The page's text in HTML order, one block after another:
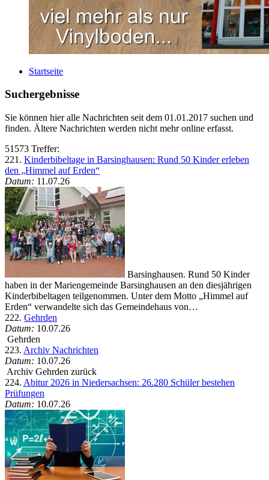
Startseite
Suchergebnisse
Sie können hier alle Nachrichten seit dem 01.01.2017 suchen und
finden. Ältere Nachrichten werden nicht mehr online erfasst.
51573 Treffer:
221. Kinderbibeltage in Barsinghausen: Rund 50 Kinder erleben
den „Himmel auf Erden“
Datum: 11.07.26
Barsinghausen. Rund 50 Kinder
haben in der Mariengemeinde Barsinghausen an den diesjährigen
Kinderbibeltagen teilgenommen. Unter dem Motto „Himmel auf
Erden“ verwandelte sich das Gemeindehaus von…
222. Gehrden
Datum: 10.07.26
Gehrden
223. Archiv Nachrichten
Datum: 10.07.26
Archiv Gehrden zurück
224. Abitur 2026 in Niedersachsen: 26.280 Schüler bestehen
Prüfungen
Datum: 10.07.26